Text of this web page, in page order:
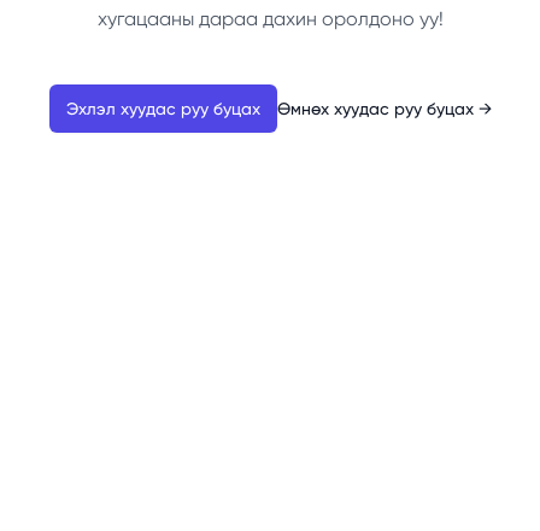
хугацааны дараа дахин оролдоно уу!
Эхлэл хуудас руу буцах Өмнөх хуудас руу буцах →